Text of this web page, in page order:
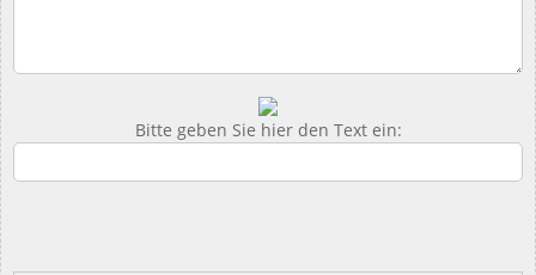
Bitte geben Sie hier den Text ein: